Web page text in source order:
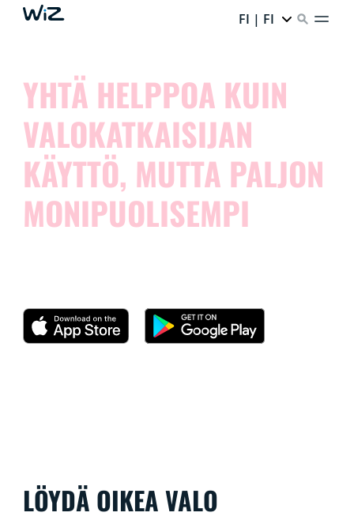
FI | FI
YHTÄ HELPPOA KUIN
VALOKATKAISIJAN
KÄYTTÖ, MUTTA PALJON
MONIPUOLISEMPI
LÖYDÄ OIKEA VALO